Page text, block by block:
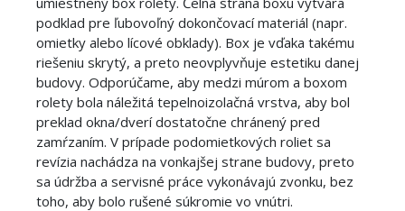
podklad pre ľubovoľný dokončovací materiál (napr.
omietky alebo lícové obklady). Box je vďaka takému
riešeniu skrytý, a preto neovplyvňuje estetiku danej
budovy. Odporúčame, aby medzi múrom a boxom
rolety bola náležitá tepelnoizolačná vrstva, aby bol
preklad okna/dverí dostatočne chránený pred
zamŕzaním. V prípade podomietkových roliet sa
revízia nachádza na vonkajšej strane budovy, preto
sa údržba a servisné práce vykonávajú zvonku, bez
toho, aby bolo rušené súkromie vo vnútri.